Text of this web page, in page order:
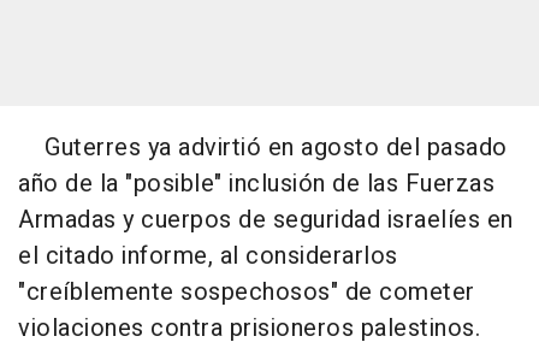
Guterres ya advirtió en agosto del pasado
año de la "posible" inclusión de las Fuerzas
Armadas y cuerpos de seguridad israelíes en
el citado informe, al considerarlos
"creíblemente sospechosos" de cometer
violaciones contra prisioneros palestinos.